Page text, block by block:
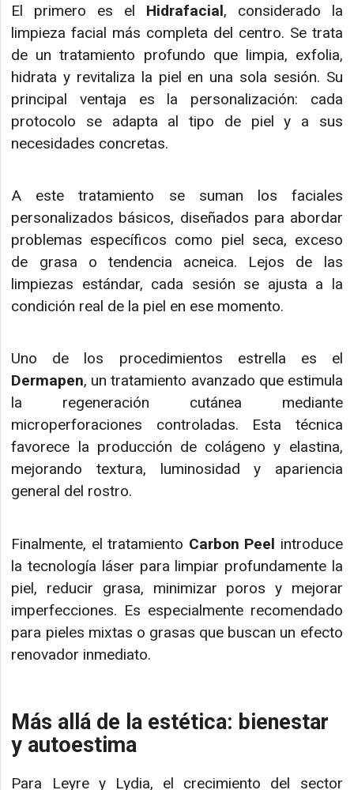
El primero es el Hidrafacial, considerado la
limpieza facial más completa del centro. Se trata
de un tratamiento profundo que limpia, exfolia,
hidrata y revitaliza la piel en una sola sesión. Su
principal ventaja es la personalización: cada
protocolo se adapta al tipo de piel y a sus
necesidades concretas.
A este tratamiento se suman los faciales
personalizados básicos, diseñados para abordar
problemas específicos como piel seca, exceso
de grasa o tendencia acneica. Lejos de las
limpiezas estándar, cada sesión se ajusta a la
condición real de la piel en ese momento.
Uno de los procedimientos estrella es el
Dermapen, un tratamiento avanzado que estimula
la regeneración cutánea mediante
microperforaciones controladas. Esta técnica
favorece la producción de colágeno y elastina,
mejorando textura, luminosidad y apariencia
general del rostro.
Finalmente, el tratamiento Carbon Peel introduce
la tecnología láser para limpiar profundamente la
piel, reducir grasa, minimizar poros y mejorar
imperfecciones. Es especialmente recomendado
para pieles mixtas o grasas que buscan un efecto
renovador inmediato.
Más allá de la estética: bienestar
y autoestima
Para Leyre y Lydia, el crecimiento del sector